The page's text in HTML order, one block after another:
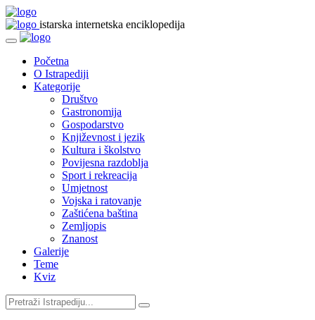
istarska internetska enciklopedija
Početna
O Istrapediji
Kategorije
Društvo
Gastronomija
Gospodarstvo
Književnost i jezik
Kultura i školstvo
Povijesna razdoblja
Sport i rekreacija
Umjetnost
Vojska i ratovanje
Zaštićena baština
Zemljopis
Znanost
Galerije
Teme
Kviz